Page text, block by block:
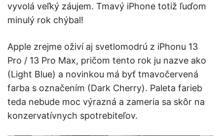
vyvolá veľký záujem. Tmavý iPhone totiž ľuďom
minulý rok chýbal!
Apple zrejme oživí aj svetlomodrú z iPhonu 13
Pro / 13 Pro Max, pričom tento rok ju nazve ako
(Light Blue) a novinkou má byť tmavočervená
farba s označením (Dark Cherry). Paleta farieb
teda nebude moc výrazná a zameria sa skôr na
konzervatívnych spotrebiteľov.